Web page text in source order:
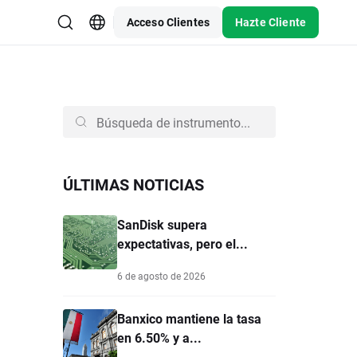
Acceso Clientes Hazte Cliente
ÚLTIMAS NOTICIAS
SanDisk supera
expectativas, pero el...
6 de agosto de 2026
Banxico mantiene la tasa
en 6.50% y a...